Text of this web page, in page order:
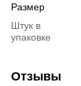
Размер
Штук в
упаковке
Отзывы